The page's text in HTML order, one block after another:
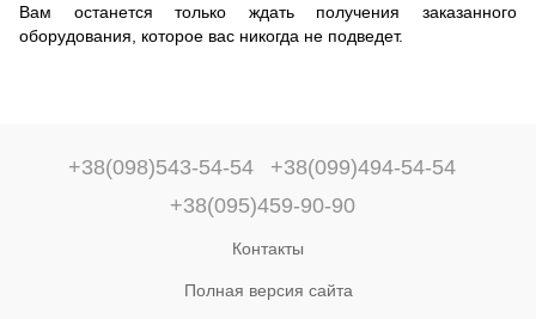
Вам останется только ждать получения заказанного
оборудования, которое вас никогда не подведет.
+38(098)543-54-54
+38(099)494-54-54
+38(095)459-90-90
Контакты
Полная версия сайта